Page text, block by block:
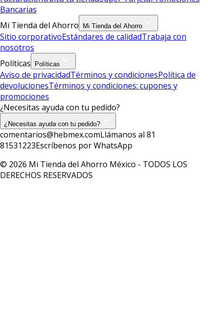
Bancarias
Mi Tienda del Ahorro
Mi Tienda del Ahorro
Sitio corporativoEstándares de calidadTrabaja con
nosotros
Políticas
Políticas
Aviso de privacidadTérminos y condicionesPolítica de
devolucionesTérminos y condiciones: cupones y
promociones
¿Necesitas ayuda con tu pedido?
¿Necesitas ayuda con tu pedido?
comentarios@hebmex.comLlámanos al 81
81531223Escríbenos por WhatsApp
© 2026 Mi Tienda del Ahorro México - TODOS LOS
DERECHOS RESERVADOS